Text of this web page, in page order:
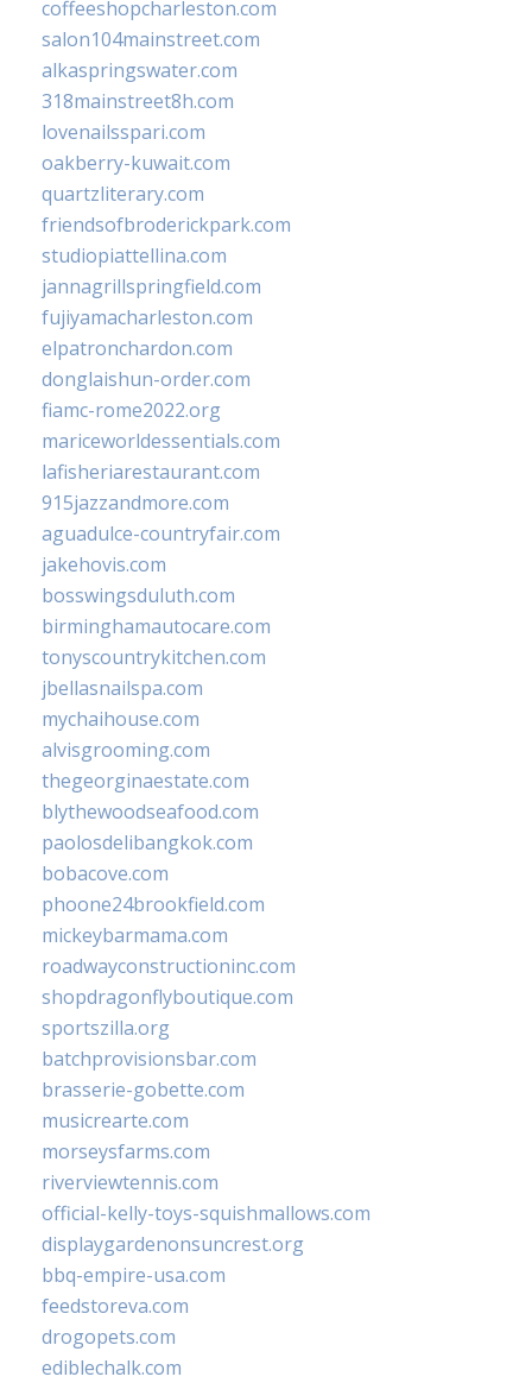
coffeeshopcharleston.com
salon104mainstreet.com
alkaspringswater.com
318mainstreet8h.com
lovenailsspari.com
oakberry-kuwait.com
quartzliterary.com
friendsofbroderickpark.com
studiopiattellina.com
jannagrillspringfield.com
fujiyamacharleston.com
elpatronchardon.com
donglaishun-order.com
fiamc-rome2022.org
mariceworldessentials.com
lafisheriarestaurant.com
915jazzandmore.com
aguadulce-countryfair.com
jakehovis.com
bosswingsduluth.com
birminghamautocare.com
tonyscountrykitchen.com
jbellasnailspa.com
mychaihouse.com
alvisgrooming.com
thegeorginaestate.com
blythewoodseafood.com
paolosdelibangkok.com
bobacove.com
phoone24brookfield.com
mickeybarmama.com
roadwayconstructioninc.com
shopdragonflyboutique.com
sportszilla.org
batchprovisionsbar.com
brasserie-gobette.com
musicrearte.com
morseysfarms.com
riverviewtennis.com
official-kelly-toys-squishmallows.com
displaygardenonsuncrest.org
bbq-empire-usa.com
feedstoreva.com
drogopets.com
ediblechalk.com